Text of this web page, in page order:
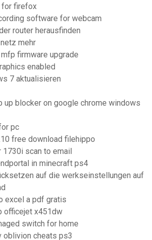
for firefox
software for webcam
router herausfinden
mehr
firmware upgrade
enabled
7 aktualisieren
up blocker on google chrome windows
pc
free download filehippo
1730i scan to email
in minecraft ps4
auf die werkseinstellungen auf
excel a pdf gratis
officejet x451dw
switch for home
oblivion cheats ps3